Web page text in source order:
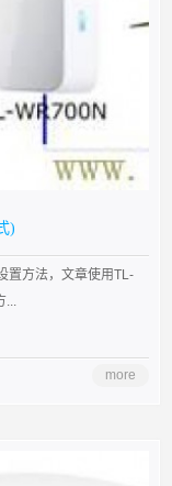
)
置方法，文章使用TL-
...
more